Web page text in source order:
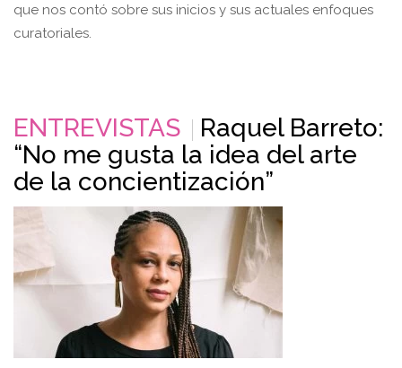
que nos contó sobre sus inicios y sus actuales enfoques
curatoriales.
ENTREVISTAS
Raquel Barreto:
“No me gusta la idea del arte
de la concientización”